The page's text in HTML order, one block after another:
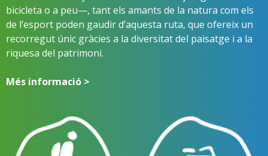
bicicleta o a peu—, tant els amants de la natura com els
de l’esport poden gaudir d’aquesta ruta, que ofereix un
recorregut únic gràcies a la diversitat del paisatge i a la
riquesa del patrimoni.
Més informació >